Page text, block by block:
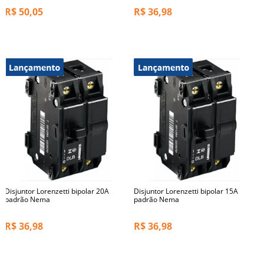
R$50,05 R$36,98
Disjuntor Lorenzetti bipolar 20A
padrão Nema
R$36,98
Disjuntor Lorenzetti bipolar 15A
padrão Nema
R$36,98